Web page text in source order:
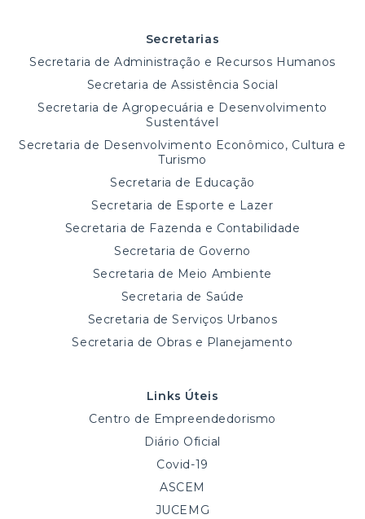
Secretarias
Secretaria de Administração e Recursos Humanos
Secretaria de Assistência Social
Secretaria de Agropecuária e Desenvolvimento
Sustentável
Secretaria de Desenvolvimento Econômico, Cultura e
Turismo
Secretaria de Educação
Secretaria de Esporte e Lazer
Secretaria de Fazenda e Contabilidade
Secretaria de Governo
Secretaria de Meio Ambiente
Secretaria de Saúde
Secretaria de Serviços Urbanos
Secretaria de Obras e Planejamento
Links Úteis
Centro de Empreendedorismo
Diário Oficial
Covid-19
ASCEM
JUCEMG